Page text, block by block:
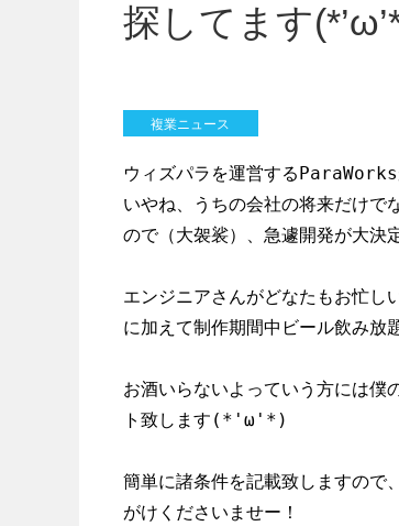
探してます
複業ニュース
ウィズパラを運営するParaWorks
いやね、うちの会社の将来だけで
ので（大袈裟）、急遽開発が大決
エンジニアさんがどなたもお忙し
に加えて制作期間中ビール飲
お酒いらないよっていう方には僕
ト致します(*'ω'*)
簡単に諸条件を記載致しますので
がけくださいませー！